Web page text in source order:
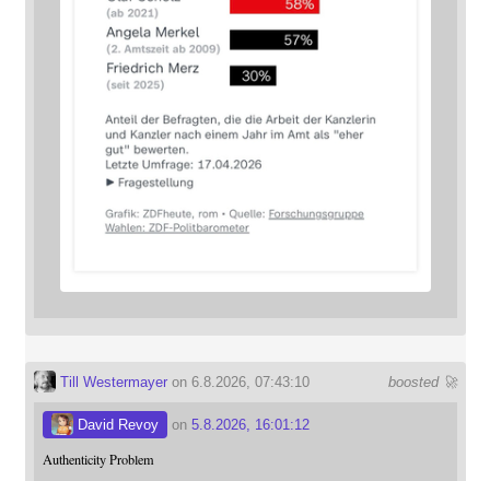
boosted 🚀
Till Westermayeron 6.8.2026, 07:43:10
David Revoy on 5.8.2026, 16:01:12
Authenticity Problem